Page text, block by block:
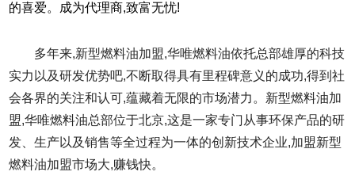
的喜爱。成为代理商,致富无忧!
多年来,新型燃料油加盟,华唯燃料油依托总部雄厚的科技
实力以及研发优势吧,不断取得具有里程碑意义的成功,得到社
会各界的关注和认可,蕴藏着无限的市场潜力。新型燃料油加
盟,华唯燃料油总部位于北京,这是一家专门从事环保产品的研
发、生产以及销售等全过程为一体的创新技术企业,加盟新型
燃料油加盟市场大,赚钱快。